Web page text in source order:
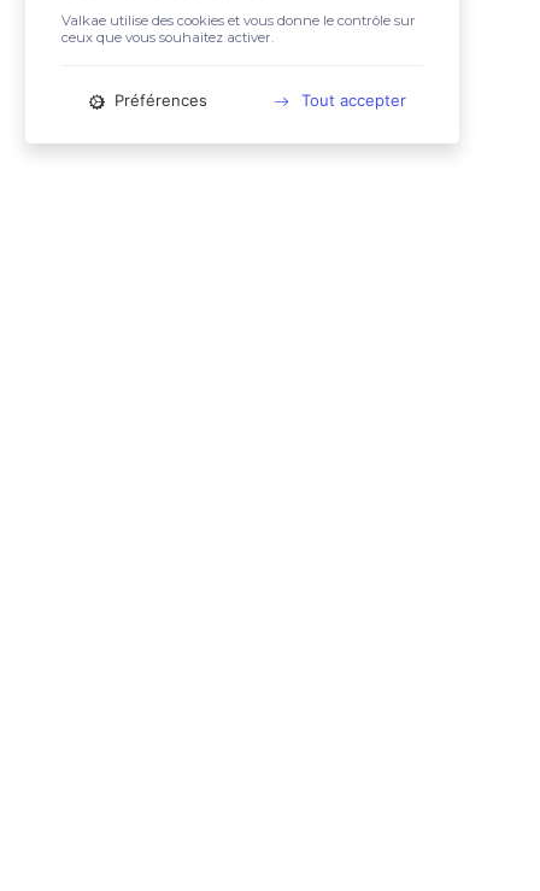
Valkae utilise des cookies et vous donne le contrôle sur
ceux que vous souhaitez activer.
Préférences Tout accepter